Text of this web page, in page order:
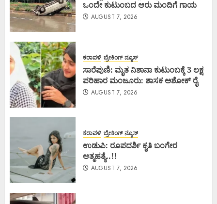
ಒಂದೇ ಕುಟುಂಬದ ಆರು ಮಂದಿಗೆ ಗಾಯ
AUGUST 7, 2026
ಕರಾವಳಿ ಬ್ರೇಕಿಂಗ್ ನ್ಯೂಸ್
ಸಾರೆಪುಣಿ: ಮೃತ ನಿಶಾನಾ ಕುಟುಂಬಕ್ಕೆ 3 ಲಕ್ಷ
ಪರಿಹಾರ ಮಂಜೂರು: ಶಾಸಕ ಅಶೋಕ್ ರೈ
AUGUST 7, 2026
ಕರಾವಳಿ ಬ್ರೇಕಿಂಗ್ ನ್ಯೂಸ್
ಉಡುಪಿ: ರೂಪದರ್ಶಿ ಕೃತಿ ಬಂಗೇರ
ಆತ್ಮಹತ್ಯೆ..!!
AUGUST 7, 2026